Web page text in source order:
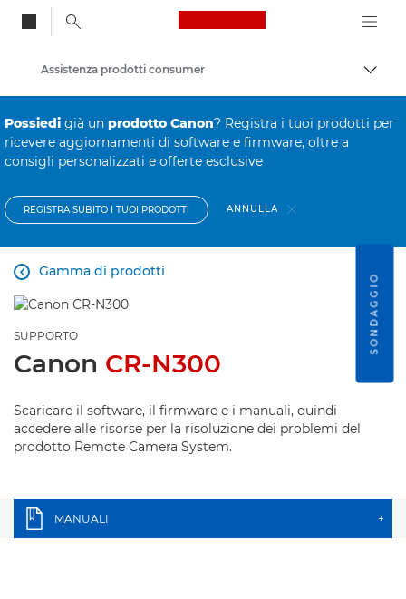
Canon Logo, back
Assistenza prodotti consumer
Possiedi già un prodotto Canon? Registra i tuoi prodotti per
ricevere aggiornamenti di software e firmware, oltre a
consigli personalizzati e offerte esclusive
REGISTRA SUBITO I TUOI PRODOTTI ANNULLA
Gamma di prodotti

SUPPORTO
Canon CR-N300
Scaricare il software, il firmware e i manuali, quindi
accedere alle risorse per la risoluzione dei problemi del
prodotto Remote Camera System.
MANUALI +
SONDAGGIO